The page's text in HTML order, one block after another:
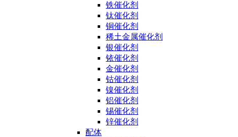
铁催化剂
钛催化剂
铜催化剂
稀土金属催化剂
银催化剂
铱催化剂
金催化剂
钴催化剂
镍催化剂
铝催化剂
锡催化剂
锌催化剂
配体